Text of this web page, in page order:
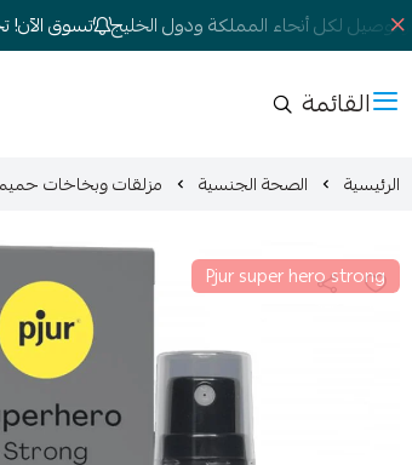
لكل أنحاء المملكة ودول الخليج تسوق الآن!
القائمة
الرئيسية الصحة الجنسية مزلقات وبخاخات
Pjur super hero strong